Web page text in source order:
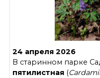
24 апреля 2026
В старинном парке
пятилистная (